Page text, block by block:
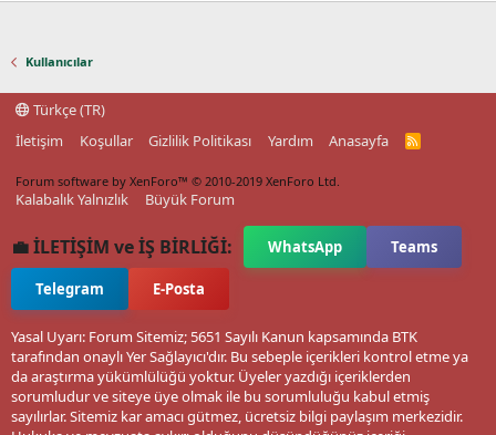
Kullanıcılar
Türkçe (TR)
İletişim
Koşullar Gizlilik Politikası Yardım Anasayfa
R
Forum software by XenForo™ © 2010-2019 XenForo Ltd.
Kalabalık Yalnızlık Büyük Forum
💼 İLETİŞİM ve İŞ BİRLİĞİ: WhatsApp Teams
Telegram E-Posta
Yasal Uyarı: Forum Sitemiz; 5651 Sayılı Kanun kapsamında BTK
tarafından onaylı Yer Sağlayıcı'dır. Bu sebeple içerikleri kontrol etme ya
da araştırma yükümlülüğü yoktur. Üyeler yazdığı içeriklerden
sorumludur ve siteye üye olmak ile bu sorumluluğu kabul etmiş
sayılırlar. Sitemiz kar amacı gütmez, ücretsiz bilgi paylaşım merkezidir.